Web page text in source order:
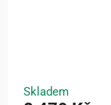
Skladem